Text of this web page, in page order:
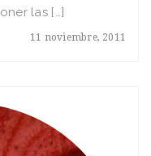
11 noviembre, 2011
las […]